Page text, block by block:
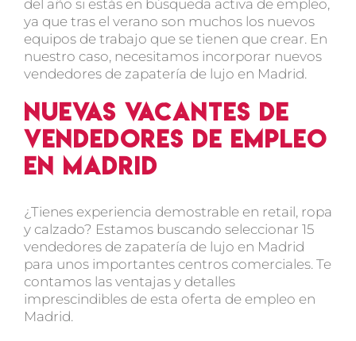
del año si estás en búsqueda activa de empleo,
ya que tras el verano son muchos los nuevos
equipos de trabajo que se tienen que crear. En
nuestro caso, necesitamos incorporar nuevos
vendedores de zapatería de lujo en Madrid.
Nuevas vacantes de
vendedores de empleo
en Madrid
¿Tienes experiencia demostrable en retail, ropa
y calzado? Estamos buscando seleccionar 15
vendedores de zapatería de lujo en Madrid
para unos importantes centros comerciales. Te
contamos las ventajas y detalles
imprescindibles de esta oferta de empleo en
Madrid.